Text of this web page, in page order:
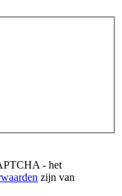
- het
zijn van